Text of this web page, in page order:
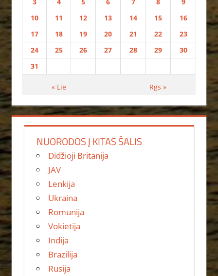
10
11 12 13 14 15
16
17
18 19 20 21 22
23
24
25 26 27 28 29
30
31
« Lie Rgs »
NUORODOS Į KITAS ŠALIS
Didžioji Britanija
JAV
Lenkija
Ukraina
Romunija
Vokietija
Indija
Brazilija
Rusija